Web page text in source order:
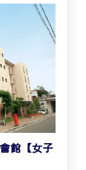
館【女子